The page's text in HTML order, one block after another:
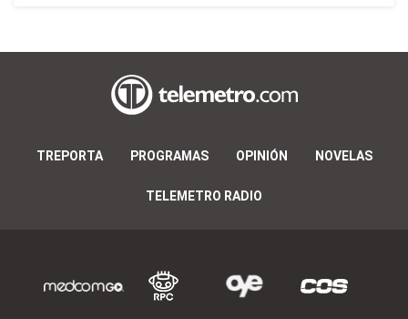
TREPORTA PROGRAMAS OPINIÓN NOVELAS
TELEMETRO RADIO